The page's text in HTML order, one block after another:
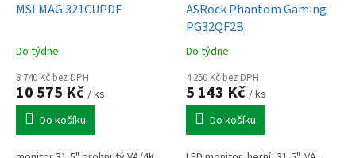
MSI MAG 321CUPDF
Do týdne
8 740 Kč bez DPH
10 575 Kč / ks
Do košíku
ASRock Phantom Gaming
PG32QF2B
Do týdne
4 250 Kč bez DPH
5 143 Kč / ks
Do košíku